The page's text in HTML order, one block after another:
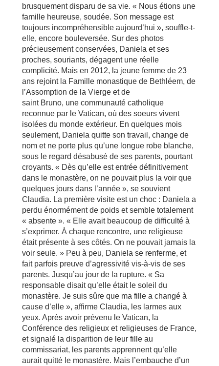
brusquement disparu de sa vie. « Nous étions une
famille heureuse, soudée. Son message est
toujours incompréhensible aujourd’hui », souffle-t-
elle, encore bouleversée. Sur des photos
précieusement conservées, Daniela et ses
proches, souriants, dégagent une réelle
complicité. Mais en 2012, la jeune femme de 23
ans rejoint la Famille monastique de Bethléem, de
l’Assomption de la Vierge et de
saint Bruno, une communauté catholique
reconnue par le Vatican, où des soeurs vivent
isolées du monde extérieur. En quelques mois
seulement, Daniela quitte son travail, change de
nom et ne porte plus qu’une longue robe blanche,
sous le regard désabusé de ses parents, pourtant
croyants. « Dès qu’elle est entrée définitivement
dans le monastère, on ne pouvait plus la voir que
quelques jours dans l’année », se souvient
Claudia. La première visite est un choc : Daniela a
perdu énormément de poids et semble totalement
« absente ». « Elle avait beaucoup de difficulté à
s’exprimer. À chaque rencontre, une religieuse
était présente à ses côtés. On ne pouvait jamais la
voir seule. » Peu à peu, Daniela se renferme, et
fait parfois preuve d’agressivité vis-à-vis de ses
parents. Jusqu’au jour de la rupture. « Sa
responsable disait qu’elle était le soleil du
monastère. Je suis sûre que ma fille a changé à
cause d’elle », affirme Claudia, les larmes aux
yeux. Après avoir prévenu le Vatican, la
Conférence des religieux et religieuses de France,
et signalé la disparition de leur fille au
commissariat, les parents apprennent qu’elle
aurait quitté le monastère. Mais l’embauche d’un